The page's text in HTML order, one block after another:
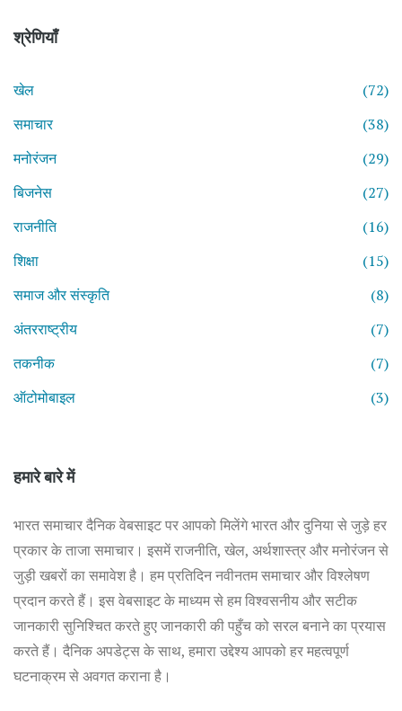
श्रेणियाँ
खेल
(72)
समाचार
(38)
मनोरंजन
(29)
बिजनेस
(27)
राजनीति
(16)
शिक्षा
(15)
समाज और संस्कृति
(8)
अंतरराष्ट्रीय
(7)
तकनीक
(7)
ऑटोमोबाइल
(3)
हमारे बारे में
भारत समाचार दैनिक वेबसाइट पर आपको मिलेंगे भारत और दुनिया से जुड़े हर
प्रकार के ताजा समाचार। इसमें राजनीति, खेल, अर्थशास्त्र और मनोरंजन से
जुड़ी खबरों का समावेश है। हम प्रतिदिन नवीनतम समाचार और विश्लेषण
प्रदान करते हैं। इस वेबसाइट के माध्यम से हम विश्वसनीय और सटीक
जानकारी सुनिश्चित करते हुए जानकारी की पहुँच को सरल बनाने का प्रयास
करते हैं। दैनिक अपडेट्स के साथ, हमारा उद्देश्य आपको हर महत्वपूर्ण
घटनाक्रम से अवगत कराना है।